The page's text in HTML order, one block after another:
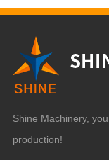
Shine Machinery,
production!